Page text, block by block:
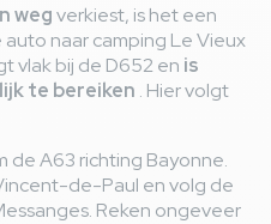
wegverkiest, is het een
naar camping Le Vieux
vlak bij de D652 en is
te bereiken . Hier volgt
de A63 richting Bayonne.
de-Paul en volg de
Reken ongeveer